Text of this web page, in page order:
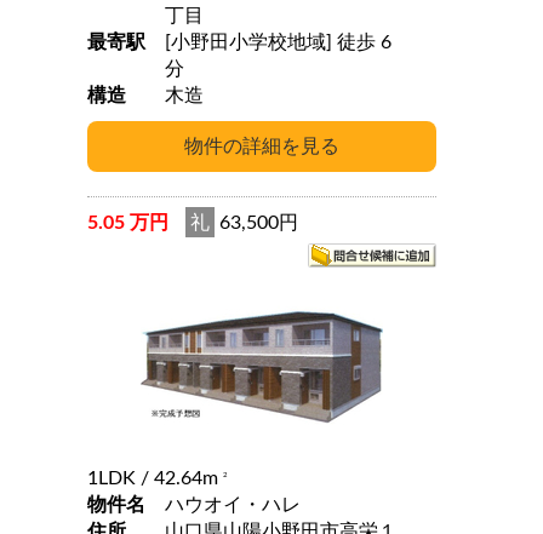
丁目
最寄駅
[小野田小学校地域] 徒歩 6
分
構造
木造
5.05 万円 礼 63,500円
1LDK / 42.64m 2
物件名
ハウオイ・ハレ